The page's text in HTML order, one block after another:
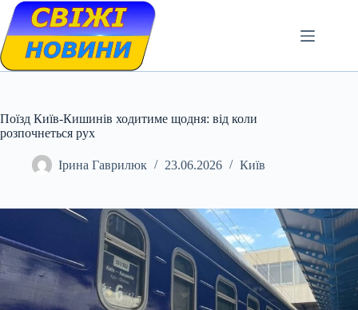
Skip
content
Поїзд Київ-Кишинів ходитиме щодня: від коли
розпочнеться рух
Ірина Гаврилюк 23.06.2026 Київ